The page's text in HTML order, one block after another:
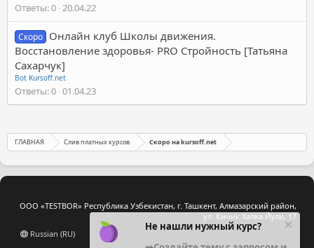
Ответы 0 20.04.22
Скоро Онлайн клуб Школы движения.
Восстановление здоровья- PRO Стройность [Татьяна
Сахарчук]
Bot Kursoff.net
Ответы 0 01.04.23
ГЛАВНАЯ Слив платных курсов Скоро на kursoff.net
ООО «TESTBOR» Республика Узбекистан, г. Ташкент, Алмазарский район,
ул. Кичик Халка Йули, 17
Russian (RU)
Не нашли нужный курс?